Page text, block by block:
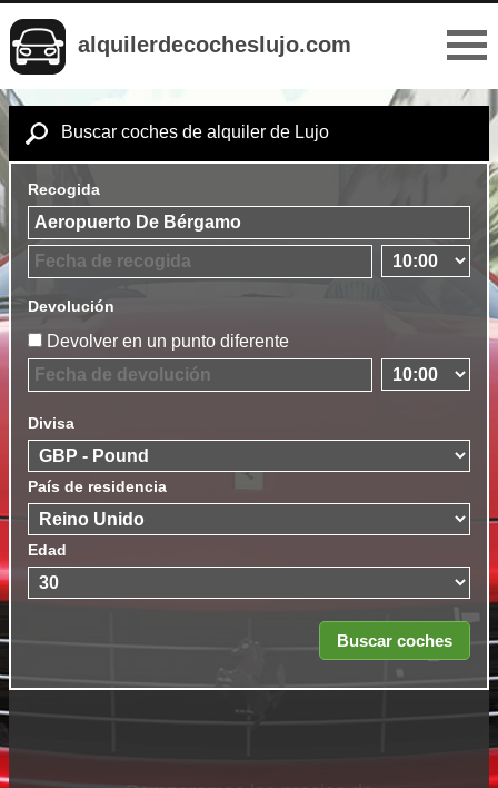
alquilerdecocheslujo.com
Buscar coches de alquiler de Lujo
Recogida
Devolución
Devolver en un punto diferente
Divisa
País de residencia
Edad